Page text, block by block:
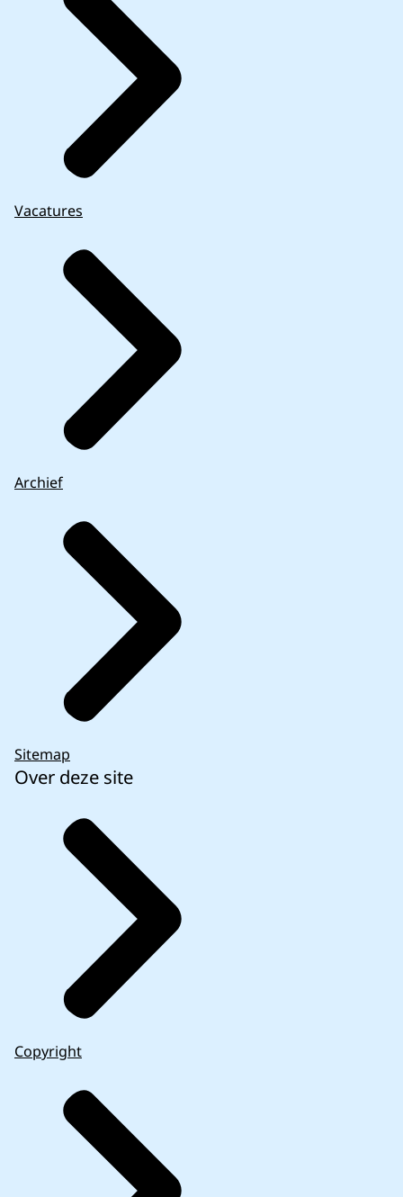
Vacatures
Archief
Sitemap
Over deze site
Copyright